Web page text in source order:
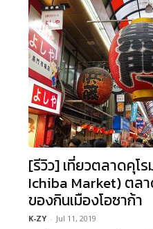
[รีวิว] เที่ยวตลาดคุโ
Ichiba Market) ตล
ของกินเมืองโอซาก้า
K-ZY - Jul 11, 2019